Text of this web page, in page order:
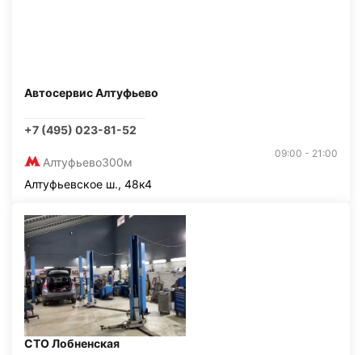
Автосервис Алтуфьево
+7 (495) 023-81-52
Алтуфьево300м
09:00 - 21:00
Алтуфьевское ш., 48к4
СТО Лобненская